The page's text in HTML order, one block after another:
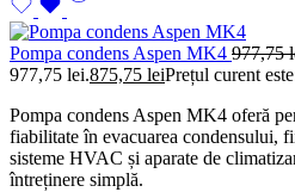
Pompa condens Aspen MK4 977,75
977,75 lei.875,75 leiPrețul curent
Pompa condens Aspen MK4 oferă
fiabilitate în evacuarea condensului,
sisteme HVAC și aparate de
întreținere simplă.